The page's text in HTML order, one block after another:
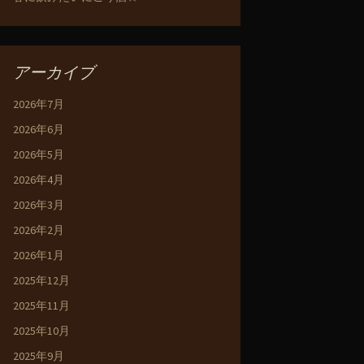
アーカイブ
2026年7月
2026年6月
2026年5月
2026年4月
2026年3月
2026年2月
2026年1月
2025年12月
2025年11月
2025年10月
2025年9月